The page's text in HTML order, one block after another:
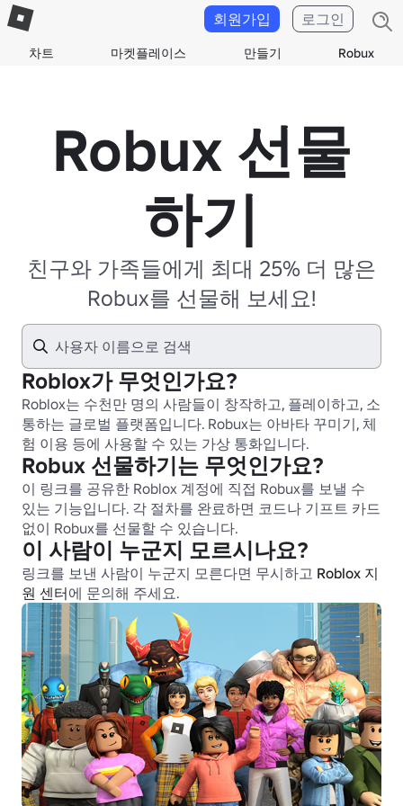
차트 마켓플레이스 만들기 Robux
회원가입 로그인
Robux 선물
하기
친구와 가족들에게 최대 25% 더 많은
Robux를 선물해 보세요!
Roblox가 무엇인가요?
Roblox는 수천만 명의 사람들이 창작하고, 플레이하고, 소
통하는 글로벌 플랫폼입니다. Robux는 아바타 꾸미기, 체
험 이용 등에 사용할 수 있는 가상 통화입니다.
Robux 선물하기는 무엇인가요?
이 링크를 공유한 Roblox 계정에 직접 Robux를 보낼 수
있는 기능입니다. 각 절차를 완료하면 코드나 기프트 카드
없이 Robux를 선물할 수 있습니다.
이 사람이 누군지 모르시나요?
링크를 보낸 사람이 누군지 모른다면 무시하고 Roblox 지
원 센터에 문의해 주세요.